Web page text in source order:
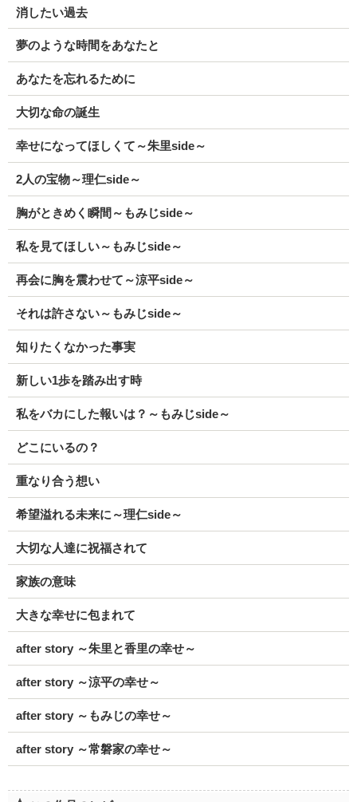
消したい過去
夢のような時間をあなたと
あなたを忘れるために
大切な命の誕生
幸せになってほしくて～朱里side～
2人の宝物～理仁side～
胸がときめく瞬間～もみじside～
私を見てほしい～もみじside～
再会に胸を震わせて～涼平side～
それは許さない～もみじside～
知りたくなかった事実
新しい1歩を踏み出す時
私をバカにした報いは？～もみじside～
どこにいるの？
重なり合う想い
希望溢れる未来に～理仁side～
大切な人達に祝福されて
家族の意味
大きな幸せに包まれて
after story ～朱里と香里の幸せ～
after story ～涼平の幸せ～
after story ～もみじの幸せ～
after story ～常磐家の幸せ～